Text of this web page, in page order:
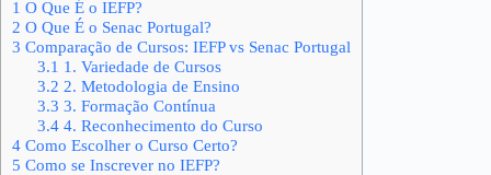
1 O Que É o IEFP?
2 O Que É o Senac Portugal?
3 Comparação de Cursos: IEFP vs Senac Portugal
3.1 1. Variedade de Cursos
3.2 2. Metodologia de Ensino
3.3 3. Formação Contínua
3.44. Reconhecimento do Curso
4 Como Escolher o Curso Certo?
5 Como se Inscrever no IEFP?